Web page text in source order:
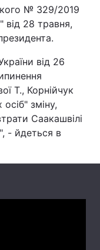
№ 329/2019
від 28 травня,
від 26
Т., Корнійчук
зміну,
Саакашвілі
- йдеться в